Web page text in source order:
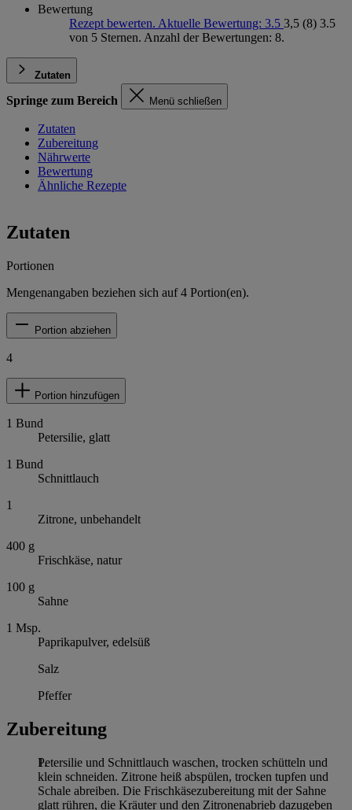
Bewertung
Rezept bewerten. Aktuelle Bewertung: 3.5 3,5 (8) 3.5
von 5 Sternen. Anzahl der Bewertungen: 8.
Zutaten
Springe zum Bereich Menü schließen
Zutaten
Zubereitung
Nährwerte
Bewertung
Ähnliche Rezepte
Zutaten
Portionen
Mengenangaben beziehen sich auf4 Portion(en).
Portion abziehen
4
Portion hinzufügen
1 Bund
Petersilie, glatt
1 Bund
Schnittlauch
1
Zitrone, unbehandelt
400 g
Frischkäse, natur
100 g
Sahne
1 Msp.
Paprikapulver, edelsüß
Salz
Pfeffer
Zubereitung
Petersilie und Schnittlauch waschen, trocken schütteln und
klein schneiden. Zitrone heiß abspülen, trocken tupfen und
Schale abreiben. Die Frischkäsezubereitung mit der Sahne
glatt rühren, die Kräuter und den Zitronenabrieb dazugeben